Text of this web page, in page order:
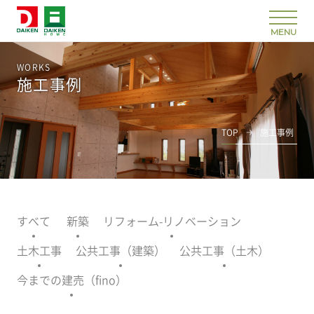
WORKS
施工事例
TOP 施工事例
すべて 新築 リフォーム-リノベーション
土木工事 公共工事（建築） 公共工事（土木）
今までの建売（fino）